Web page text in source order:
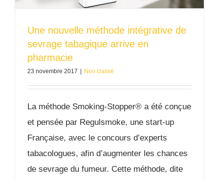
Une nouvelle méthode intégrative de
sevrage tabagique arrive en
pharmacie
23 novembre 2017 Non classé
La méthode Smoking-Stopper® a été conçue
et pensée par Regulsmoke, une start-up
Française, avec le concours d’experts
tabacologues, afin d’augmenter les chances
de sevrage du fumeur. Cette méthode, dite